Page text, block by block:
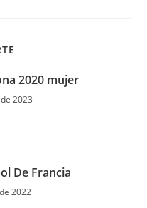
2020 mujer
2023
De Francia
2022